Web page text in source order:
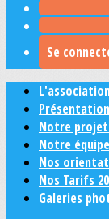
Se
Notre
Notre équipe
Nos
Nos Tarifs
Galeries